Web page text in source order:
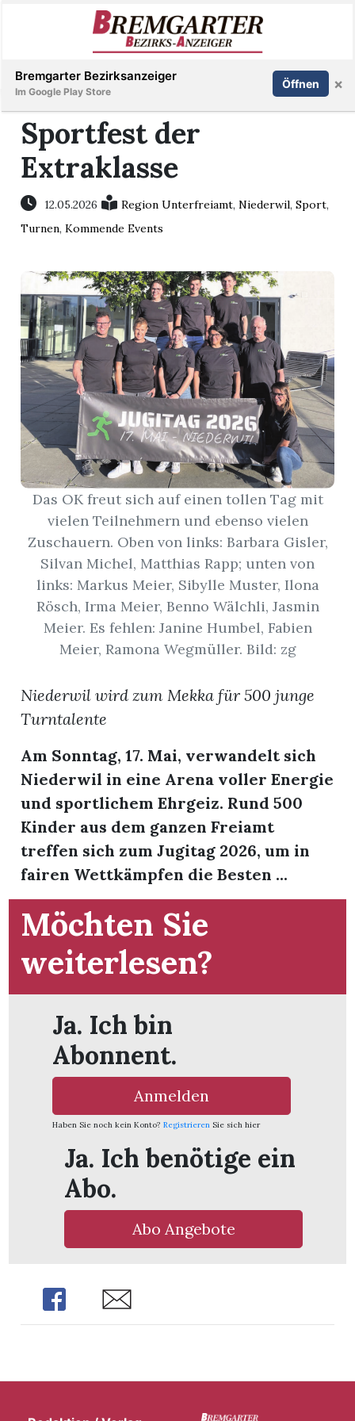
Immobilien
Veranstaltungen
E-
Paper
Newsletter
Bremgarten
Inserieren Abonnieren Anmelden
Sportfest der
Extraklasse
12.05.2026 Region Unterfreiamt,Niederwil,Sport,
Turnen,Kommende Events
Das OK freut sich auf einen tollen Tag mit
vielen Teilnehmern und ebenso vielen
Zuschauern. Oben von links: Barbara Gisler,
Silvan Michel, Matthias Rapp; unten von
links: Markus Meier, Sibylle Muster, Ilona
Rösch, Irma Meier, Benno Wälchli, Jasmin
Meier. Es fehlen: Janine Humbel, Fabien
Meier, Ramona Wegmüller. Bild: zg
Niederwil wird zum Mekka für 500 junge
Turntalente
Am Sonntag, 17. Mai, verwandelt sich
Niederwil in eine Arena voller Energie
und sportlichem Ehrgeiz. Rund 500
Kinder aus dem ganzen Freiamt
treffen sich zum Jugitag 2026, um in
fairen Wettkämpfen die Besten ...
Möchten Sie
weiterlesen?
Ja. Ich bin
Abonnent.
Anmelden
Haben Sie noch kein Konto? Registrieren Sie sich hier
Ja. Ich benötige ein
Abo.
Abo Angebote
Share Share
Bremgarter Bezirksanzeiger
Im Google Play Store
Öffnen ×